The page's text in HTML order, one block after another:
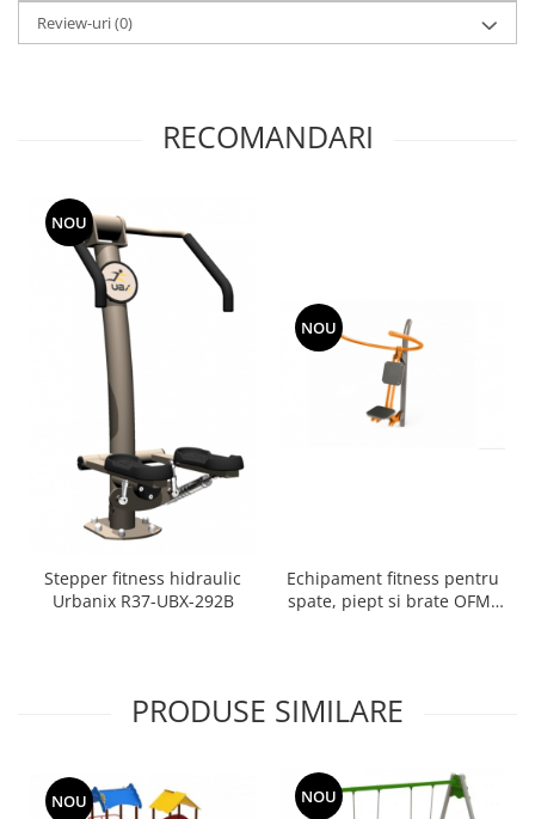
Review-uri(0)
RECOMANDARI
NOU
Stepper fitness hidraulic
Urbanix R37-UBX-292B
NOU
Echipament fitness pentru
spate, piept si brate OFM-
PRODUSE SIMILARE
NOU NOU